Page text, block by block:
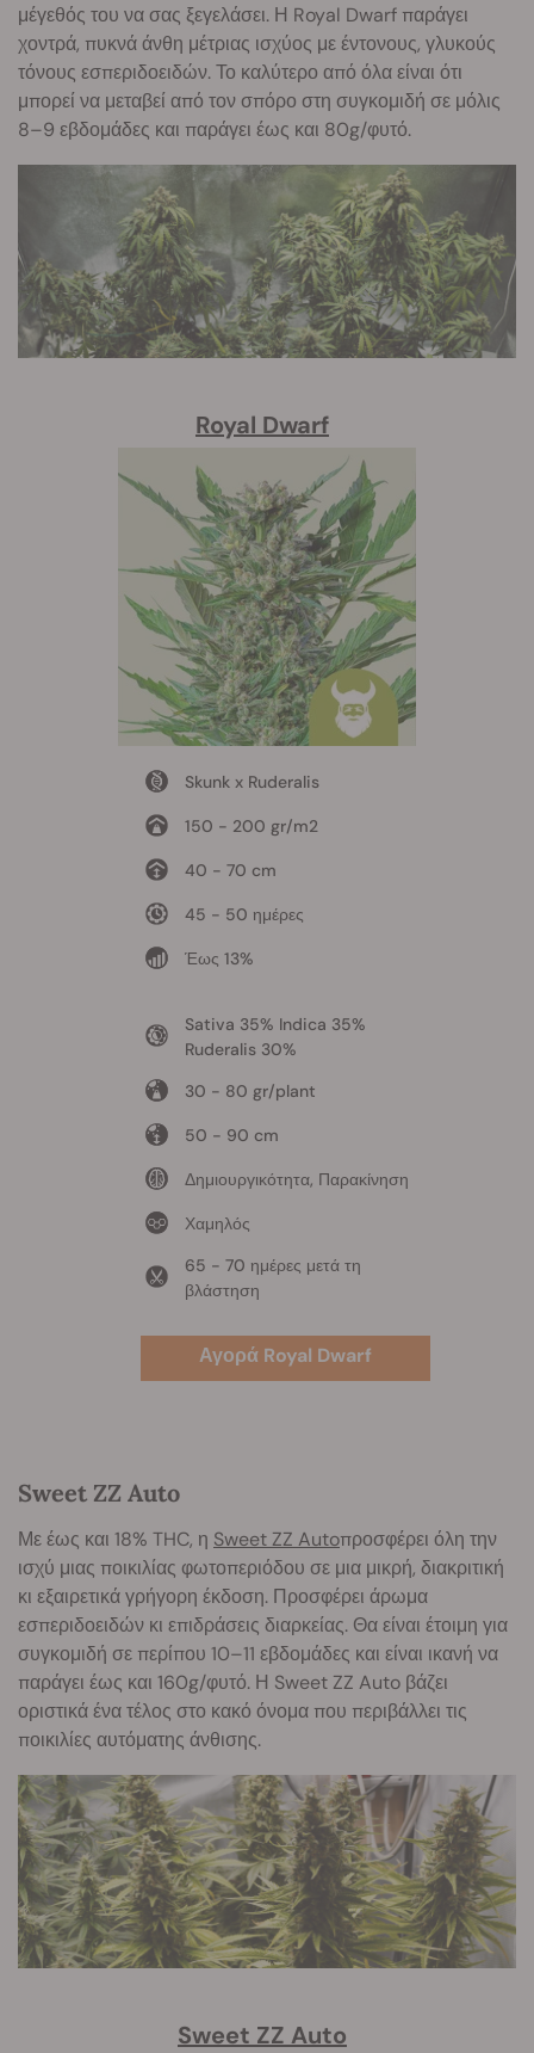
μέγεθός του να σας ξεγελάσει. Η Royal Dwarf παράγει
χοντρά, πυκνά άνθη μέτριας ισχύος με έντονους, γλυκούς
τόνους εσπεριδοειδών. Το καλύτερο από όλα είναι ότι
μπορεί να μεταβεί από τον σπόρο στη συγκομιδή σε μόλις
8–9 εβδομάδες και παράγει έως και 80g/φυτό.
Royal Dwarf
Skunk x Ruderalis
150 - 200 gr/m2
40 - 70 cm
45 - 50 ημέρες
Έως 13%
Sativa 35% Indica 35%
Ruderalis 30%
30 - 80 gr/plant
50 - 90 cm
Δημιουργικότητα, Παρακίνηση
Χαμηλός
65 - 70 ημέρες μετά τη
βλάστηση
Αγορά Royal Dwarf
Sweet ZZ Auto
Με έως και 18% THC, η Sweet ZZ Autoπροσφέρει όλη την
ισχύ μιας ποικιλίας φωτοπεριόδου σε μια μικρή, διακριτική
κι εξαιρετικά γρήγορη έκδοση. Προσφέρει άρωμα
εσπεριδοειδών κι επιδράσεις διαρκείας. Θα είναι έτοιμη για
συγκομιδή σε περίπου 10–11 εβδομάδες και είναι ικανή να
παράγει έως και 160g/φυτό. Η Sweet ZZ Auto βάζει
οριστικά ένα τέλος στο κακό όνομα που περιβάλλει τις
ποικιλίες αυτόματης άνθισης.
Sweet ZZ Auto